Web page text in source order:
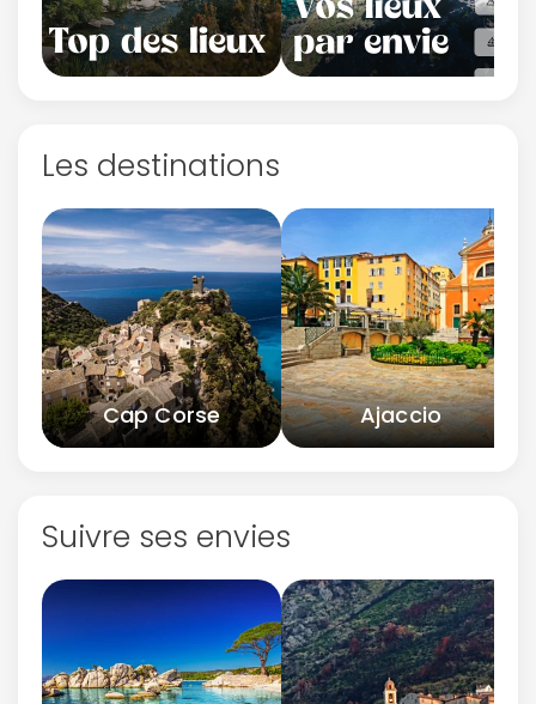
Les destinations
Cap Corse Ajaccio
Suivre ses envies